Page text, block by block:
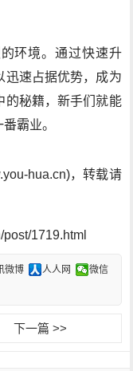
环境。通过快速升
迅速占据优势，成为
的秘籍，新手们就能
霸业。
hua.cn)，转载请
1719.html
微博 人人网 微信
下一篇 >>